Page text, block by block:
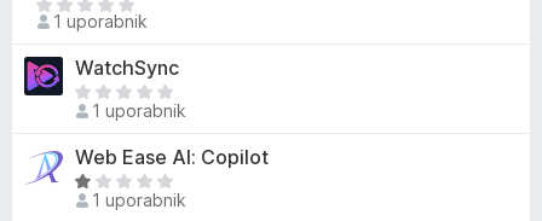
o
d
5
n
e
n
Š
e
n
i
e
n
1 uporabnik
WatchSync
Š
e
n
o
1 uporabnik
Web Ease AI: Copilot
O
c 1 uporabnik